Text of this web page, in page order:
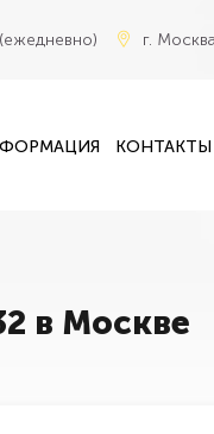
г.
КОНТАКТЫ
в Москве